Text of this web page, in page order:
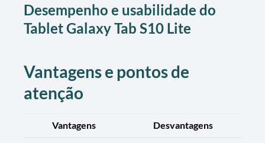
Desempenho e usabilidade do
Tablet Galaxy Tab S10 Lite
Vantagens e pontos de
atenção
Vantagens Desvantagens